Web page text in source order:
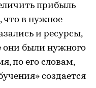
прибыль
что в нужное
и ресурсы,
они были нужного
по его словам,
создается